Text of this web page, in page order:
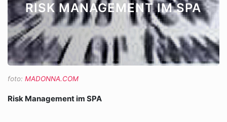
RISK MANAGEMENT IM SPA
foto: MADONNA.COM
Risk Management im SPA